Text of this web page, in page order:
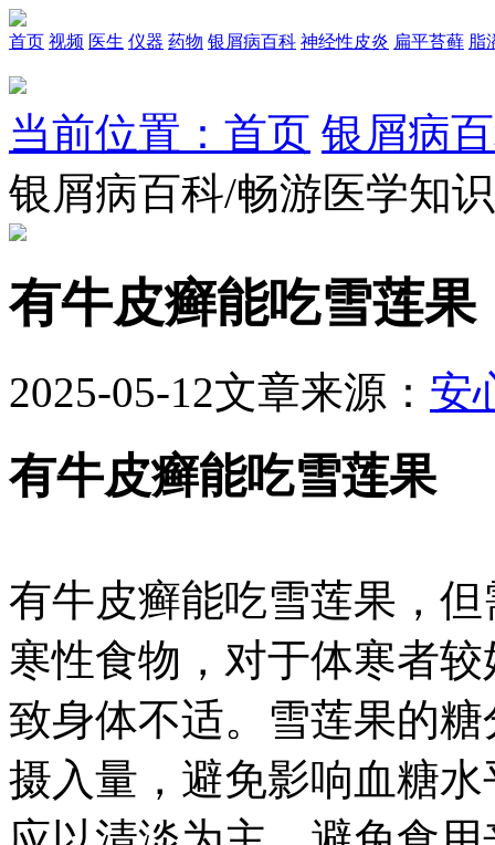
首页 视频 医生 仪器 药物 银屑病百科 神经性皮炎 扁平苔藓 脂
当前位置：首页 银屑病
银屑病百科/畅游医学知
有牛皮癣能吃雪莲果
2025-05-12文章来源： 安
有牛皮癣能吃雪莲果
有牛皮癣能吃雪莲果，
寒性食物，对于体寒者
致身体不适。雪莲果的
摄入量，避免影响血糖